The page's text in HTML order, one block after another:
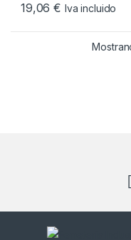
19,06€ Iva incluido